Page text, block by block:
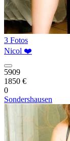
3 Fotos
Nicol ❤️
5909
1850 €
0
Sondershausen